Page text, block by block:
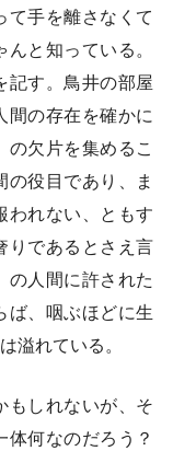
て手を離さなくて
と知っている。
記す。鳥井の部屋
間の存在を確かに
欠片を集めるこ
役目であり、ま
われない、ともす
りであるとさえ言
の人間に許された
ば、咽ぶほどに生
溢れている。
もしれないが、そ
何なのだろう？